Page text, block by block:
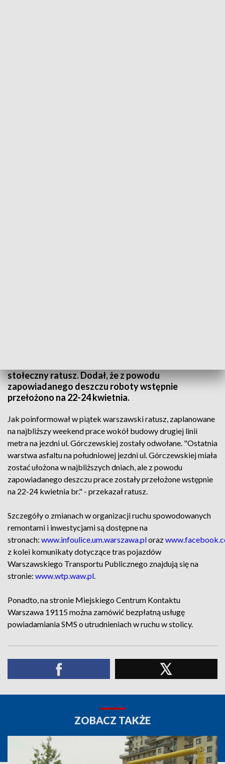
stołeczny ratusz. Dodał, że z powodu
zapowiadanego deszczu roboty wstępnie
przełożono na 22-24 kwietnia.
Jak poinformował w piątek warszawski ratusz, zaplanowane
na najbliższy weekend prace wokół budowy drugiej linii
metra na jezdni ul. Górczewskiej zostały odwołane. "Ostatnia
warstwa asfaltu na południowej jezdni ul. Górczewskiej miała
zostać ułożona w najbliższych dniach, ale z powodu
zapowiadanego deszczu prace zostały przełożone wstępnie
na 22-24 kwietnia br." - przekazał ratusz.
Szczegóły o zmianach w organizacji ruchu spowodowanych
remontami i inwestycjami są dostępne na
stronach: www.infoulice.um.warszawa.ploraz
z kolei komunikaty dotyczące tras pojazdów
Warszawskiego Transportu Publicznego znajdują się na
stronie: www.wtp.waw.pl.
Ponadto, na stronie Miejskiego Centrum Kontaktu
Warszawa 19115 można zamówić bezpłatną usługę
powiadamiania SMS o utrudnieniach w ruchu w stolicy.
ZOBACZ TAKŻE